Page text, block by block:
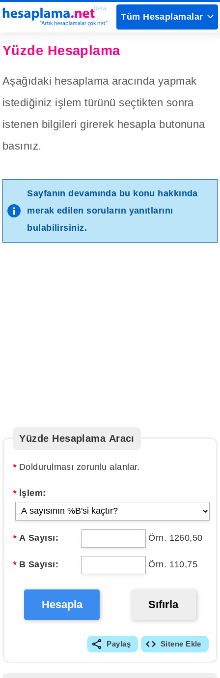
Yüzde Hesaplama
Aşağıdaki hesaplama aracında yapmak
istediğiniz işlem türünü seçtikten sonra
istenen bilgileri girerek hesapla butonuna
basınız.
Sayfanın devamında bu konu hakkında
merak edilen soruların yanıtlarını
bulabilirsiniz.
Yüzde Hesaplama Aracı
*Doldurulması zorunlu alanlar.
*İşlem:
*A Sayısı: Örn. 1260,50
*B Sayısı: Örn. 110,75
Hesapla Sıfırla
Paylaş Sitene Ekle
Tüm Hesaplamalar